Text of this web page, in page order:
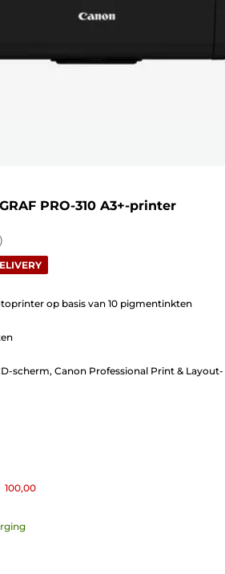
PRO-310 A3+-printer
op basis van 10 pigmentinkten
scherm, Canon Professional Print & Layout-